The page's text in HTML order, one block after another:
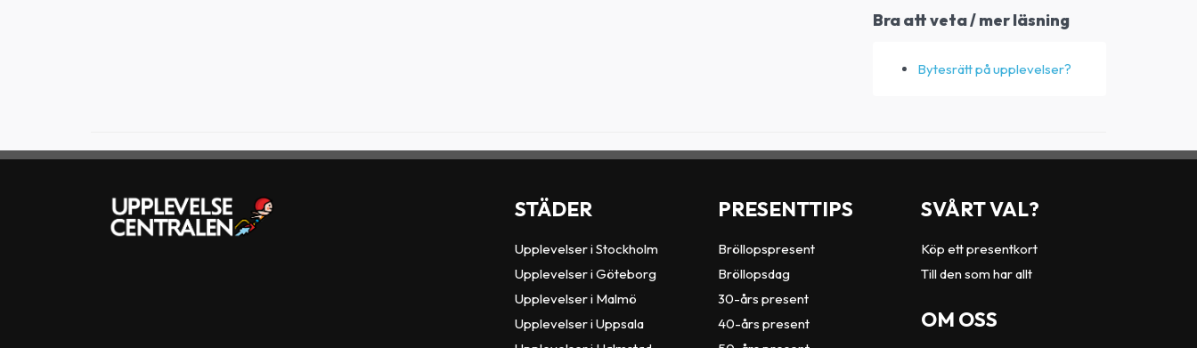
Bra att veta / mer läsning
Bytesrätt på upplevelser?
STÄDER
Upplevelser i Stockholm
Upplevelser i Göteborg
Upplevelser i Malmö
Upplevelser i Uppsala
PRESENTTIPS
Bröllopspresent
Bröllopsdag
30-års present
40-års present
SVÅRT VAL?
Köp ett presentkort
Till den som har allt
OM OSS